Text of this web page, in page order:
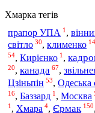
Хмарка тегів
прапор УПА 1 ,
світло 30, клименко 14
54, Кирієнко 1 ,
20, канада 67,
Цзіньпін 53, Одеська
16, Баззард 1 , Москва
1 , Хмара 4, Єрмак 150,